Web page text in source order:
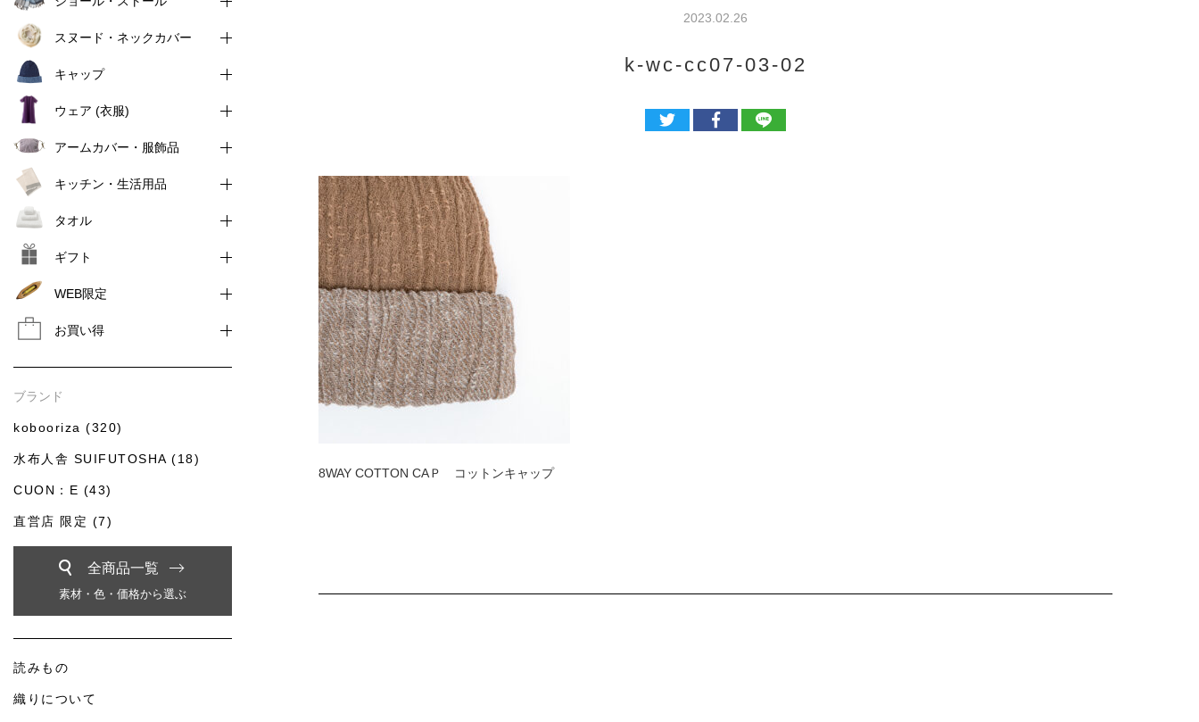
2023.02.26
k-wc-cc07-03-02
8WAY COTTON CAＰ コットンキャップ
スヌード・ネックカバー
キャップ
ウェア (衣服)
アームカバー・服飾品
キッチン・生活用品
タオル
ギフト
WEB限定
お買い得
ブランド
kobooriza (320)
水布人舎 SUIFUTOSHA (18)
CUON：E (43)
直営店 限定 (7)
全商品一覧
素材・色・価格から選ぶ
読みもの
織りについて